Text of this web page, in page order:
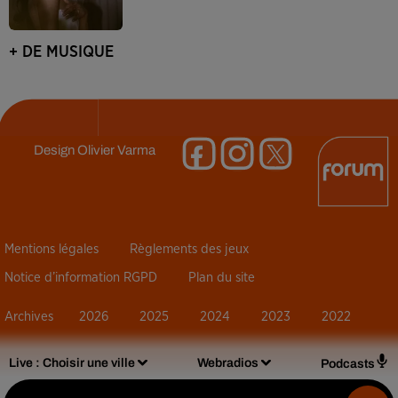
Live : Choisir une ville Webradios Podcasts
+ DE MUSIQUE
DesignOlivier Varma
Mentions légales Règlements des jeux
Notice d’information RGPD Plan du site
Archives 2026 2025 2024 2023 2022